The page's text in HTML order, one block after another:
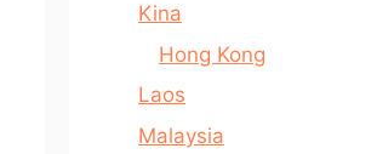
Kina
Hong Kong
Laos
Malaysia